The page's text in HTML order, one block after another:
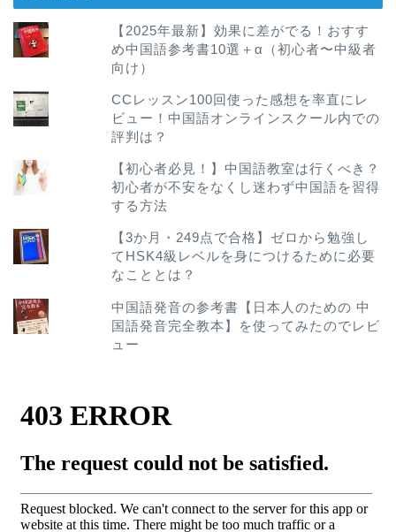
【2025年最新】効果に差がでる！おすす
め中国語参考書10選＋α（初心者〜中級者
向け）
CCレッスン100回使った感想を率直にレ
ビュー！中国語オンラインスクール内での
評判は？
【初心者必見！】中国語教室は行くべき？
初心者が不安をなくし迷わず中国語を習得
する方法
【3か月・249点で合格】ゼロから勉強し
てHSK4級レベルを身につけるために必要
なこととは？
中国語発音の参考書【日本人のための 中
国語発音完全教本】を使ってみたのでレビ
ュー